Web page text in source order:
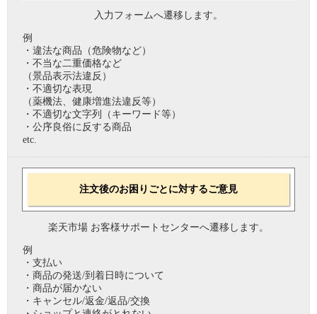
入力フォームへ遷移します。
例
・違法な商品（危険物など）
・不当な二重価格など
（景品表示法違反）
・不適切な表現
（薬機法、健康増進法違反等）
・不適切な文字列（キーワード等）
・公序良俗に反する商品
etc.
注文後のお困りごとに対するご意見
楽天市場 お客様サポートセンターへ遷移します。
例
・支払い
・商品の発送/到着日時について
・商品が届かない
・キャンセル/返金/返品/交換